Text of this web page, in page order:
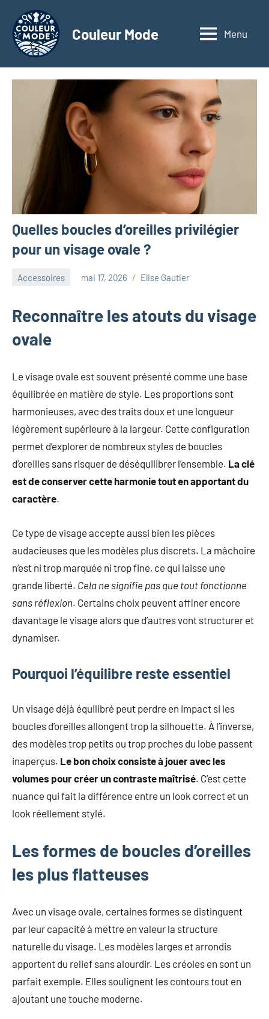
contenu
Couleur Mode
Explorez
monde
d'affaires
travers
nos
articles
matériaux
innovants,
à
l'entrepreneuriat,
au
et
clés.
Rejoignez-
nous
pour
insights
la
mode
féminine
et
plus
encore.
Menu
Quelles boucles d’oreilles privilégier
pour un visage ovale ?
Accessoires mai 17, 2026 Elise Gautier
Reconnaître les atouts du visage
ovale
Le visage ovale est souvent présenté comme une base
équilibrée en matière de style. Les proportions sont
harmonieuses, avec des traits doux et une longueur
légèrement supérieure à la largeur. Cette configuration
permet d’explorer de nombreux styles de boucles
d’oreilles sans risquer de déséquilibrer l’ensemble. La clé
est de conserver cette harmonie tout en apportant du
caractère.
Ce type de visage accepte aussi bien les pièces
audacieuses que les modèles plus discrets. La mâchoire
n’est ni trop marquée ni trop fine, ce qui laisse une
grande liberté. Cela ne signifie pas que tout fonctionne
sans réflexion. Certains choix peuvent affiner encore
davantage le visage alors que d’autres vont structurer et
dynamiser.
Pourquoi l’équilibre reste essentiel
Un visage déjà équilibré peut perdre en impact si les
boucles d’oreilles allongent trop la silhouette. À l’inverse,
des modèles trop petits ou trop proches du lobe passent
inaperçus. Le bon choix consiste à jouer avec les
volumes pour créer un contraste maîtrisé. C’est cette
nuance qui fait la différence entre un look correct et un
look réellement stylé.
Les formes de boucles d’oreilles
les plus flatteuses
Avec un visage ovale, certaines formes se distinguent
par leur capacité à mettre en valeur la structure
naturelle du visage. Les modèles larges et arrondis
apportent du relief sans alourdir. Les créoles en sont un
parfait exemple. Elles soulignent les contours tout en
ajoutant une touche moderne.